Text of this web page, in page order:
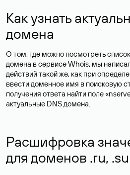
Как узнать
домена
О том, где можно посмотреть
домена в сервисе Whois, мы
действий такой же, как при
ввести доменное имя в поисковую
получения ответа найти поле
актуальные DNS домена.
Расшифровка
для доменов .ru,